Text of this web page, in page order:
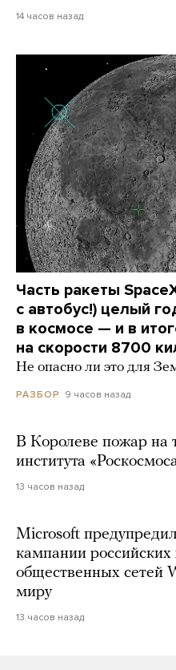
14 часов назад
Часть ракеты
с автобус!) целый
в космосе — и в
на скорости 8700
Не опасно ли это для
РАЗБОР 9 часов назад
В Королеве пожар на
института
13 часов назад
Microsoft
кампании российских
общественных сетей
миру
13 часов назад